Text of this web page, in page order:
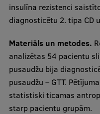
Rankings
Study and
Sustainable
Performance Data
Souvenirs and books
insulīna rezistenci
diagnosticētu 2. tipa CD
Materiāls un metodes.
analizētas 54 pacientu
pusaudžu bija
pusaudžu – GTT.
statistiski ticamas
starp pacientu grupām.